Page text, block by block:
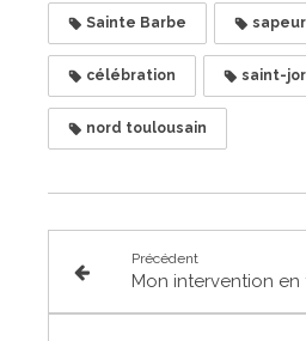
Sainte Barbe
célébration saint-
nord toulousain
Précédent